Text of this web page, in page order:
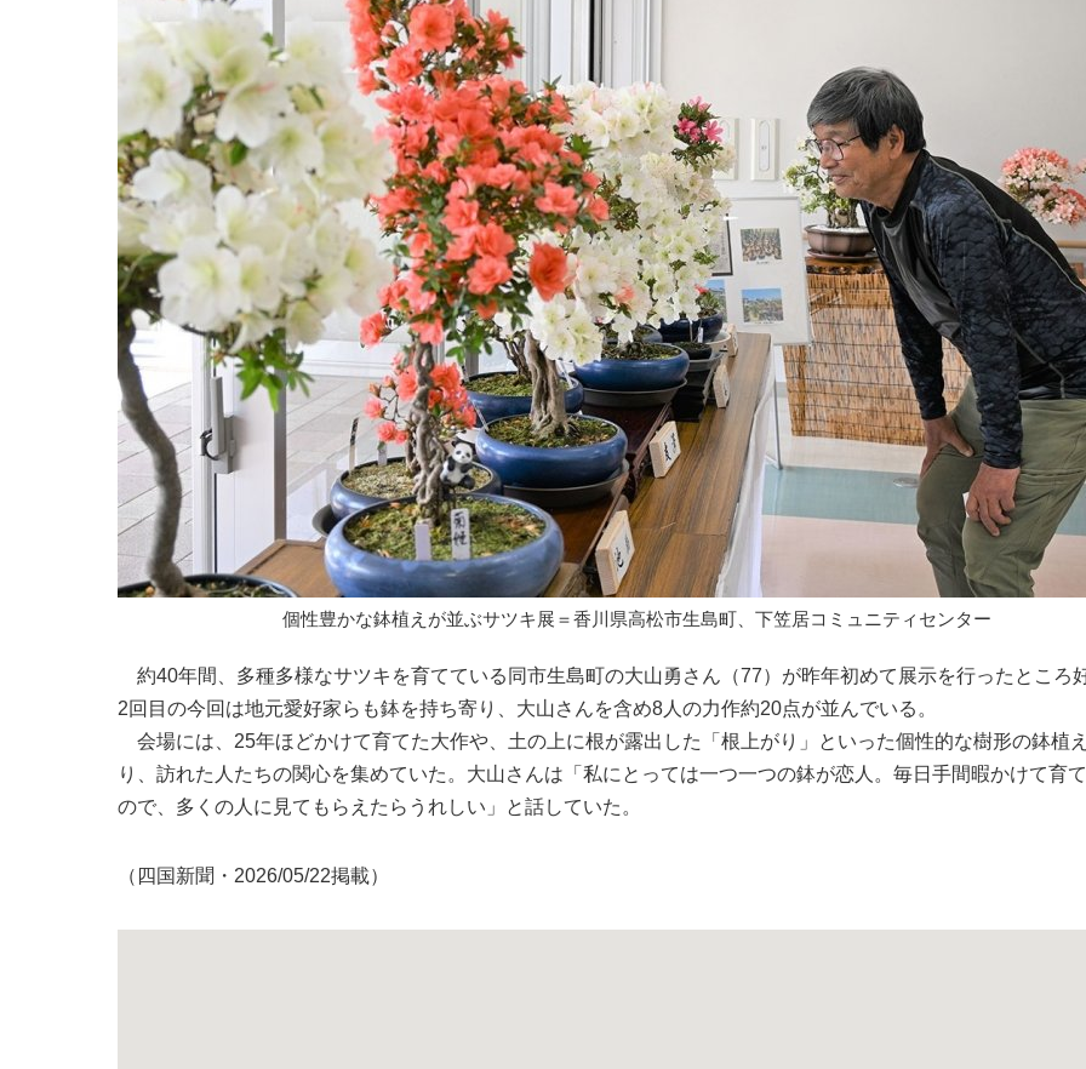
個性豊かな鉢植えが並ぶサツキ展＝香川県高松市生島町、下笠居コミュニティセンター
約40年間、多種多様なサツキを育てている同市生島町の大山勇さん（77）が昨年初めて展示を行ったところ
2回目の今回は地元愛好家らも鉢を持ち寄り、大山さんを含め8人の力作約20点が並んでいる。
会場には、25年ほどかけて育てた大作や、土の上に根が露出した「根上がり」といった個性的な樹形の鉢植
り、訪れた人たちの関心を集めていた。大山さんは「私にとっては一つ一つの鉢が恋人。毎日手間暇かけて育
ので、多くの人に見てもらえたらうれしい」と話していた。
（四国新聞・2026/05/22掲載）